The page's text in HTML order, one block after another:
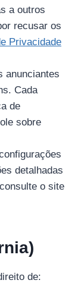
a outros
recusar os
Privacidade
anunciantes
Cada
de
sobre
detalhadas
o site
de: